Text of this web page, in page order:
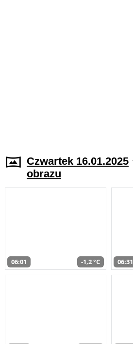
Czwartek 16.01.2025
obrazu
06:01 -1,2 °C 06:31